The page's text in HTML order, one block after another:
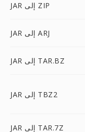
JAR إلى ZIP
JAR إلى ARJ
JAR إلى TAR.BZ
JAR إلى TBZ2
JAR إلى TAR.7Z